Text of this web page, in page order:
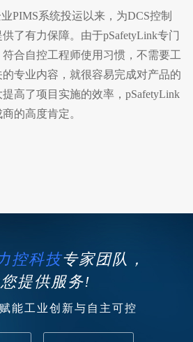
PIMS系统投运以来，为DCS控制
了有力保障。由于pSafetyLink专门
合自控工程师使用习惯，不需要工
专业内容，就很容易完成对产品的
高了项目实施的效率，pSafetyLink
的高度肯定。
控科技专家团队，
提供服务!
能工业创新与自主可控